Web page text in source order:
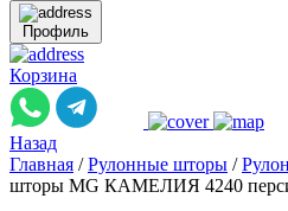
Профиль
Корзина
Назад
Главная / Рулонные шторы /
шторы MG КАМЕЛИЯ 4240